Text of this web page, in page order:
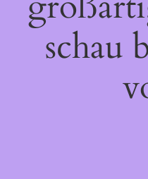
schau